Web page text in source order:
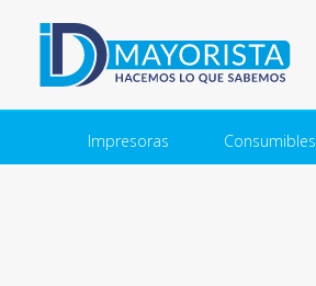
Impresoras Consumibles